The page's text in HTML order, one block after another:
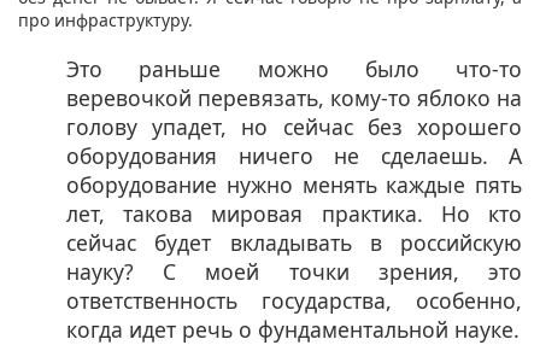
про инфраструктуру.
Это раньше можно было что-то
веревочкой перевязать, кому-то яблоко на
голову упадет, но сейчас без хорошего
оборудования ничего не сделаешь. А
оборудование нужно менять каждые пять
лет, такова мировая практика. Но кто
сейчас будет вкладывать в российскую
науку? С моей точки зрения, это
ответственность государства, особенно,
когда идет речь о фундаментальной науке.